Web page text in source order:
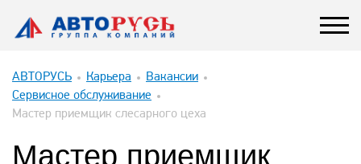
АВТОРУСЬ Карьера
Вакансии
Сервисное обслуживание
Мастер приемщик слесарного цеха
Мастер приемщик